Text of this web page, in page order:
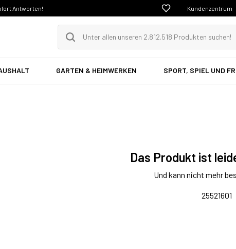
Antworten! Kundenzentrum
GARTEN & HEIMWERKEN SPORT, SPIEL UND
Das Produkt ist
Und kann nicht mehr
25521601